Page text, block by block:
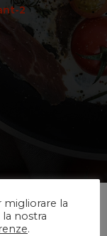
2
migliorare la
nostra
.